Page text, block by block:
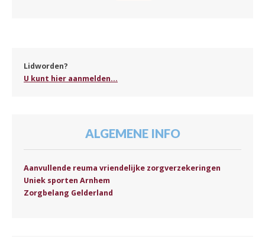
Lidworden?
U kunt hier aanmelden...
ALGEMENE INFO
Aanvullende reuma vriendelijke zorgverzekeringen
Uniek sporten Arnhem
Zorgbelang Gelderland